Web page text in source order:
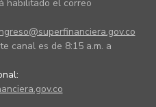
habilitado el correo
canal es de 8:15 a.m. a